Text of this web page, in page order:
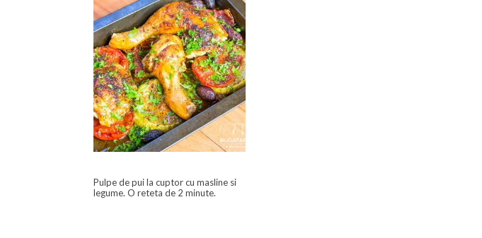
Pulpe de pui la cuptor cu masline si
legume. O reteta de 2 minute.